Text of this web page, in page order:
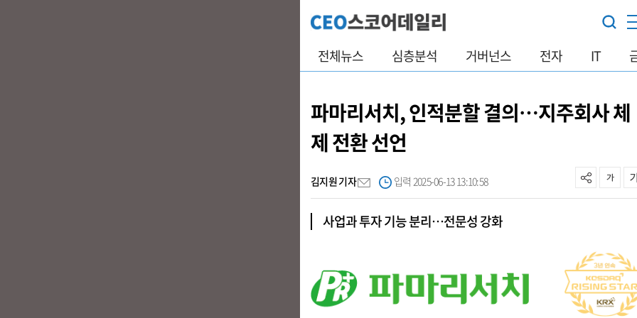
전체뉴스 심층분석 거버넌스 전자 IT
파마리서치, 인적분할 결의…지주회사 체
제 전환 선언
김지원 기자 입력 2025-06-13 13:10:58
사업과 투자 기능 분리…전문성 강화